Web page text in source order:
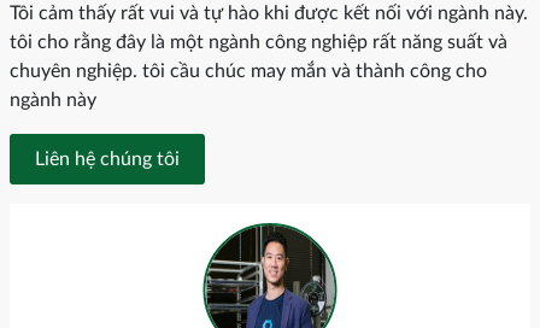
Tôi cảm thấy rất vui và tự hào khi được kết nối với ngành này.
tôi cho rằng đây là một ngành công nghiệp rất năng suất và
chuyên nghiệp. tôi cầu chúc may mắn và thành công cho
ngành này
Liên hệ chúng tôi